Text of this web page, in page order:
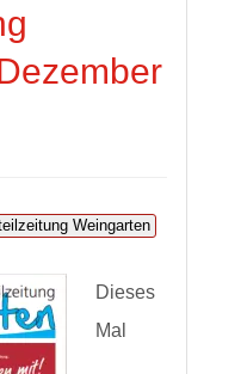
Weingarten
Dieses
Mal